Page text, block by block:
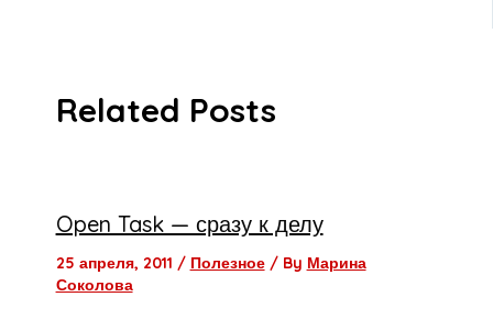
Related Posts
Open Task — сразу к делу
25 апреля, 2011 / Полезное/ By Марина
Соколова